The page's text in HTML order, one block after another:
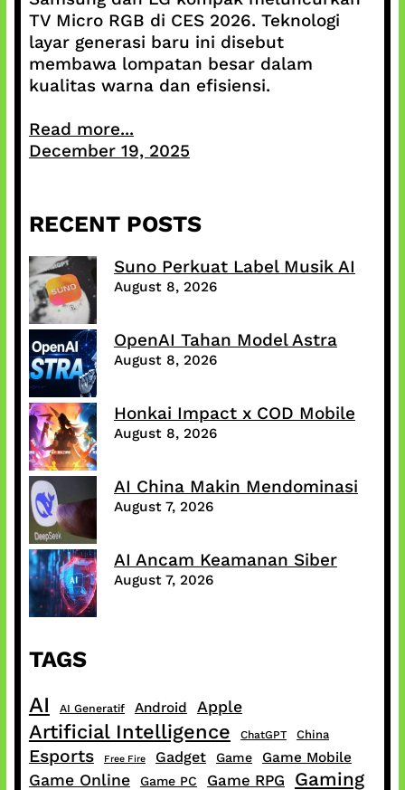
TV Micro RGB di CES 2026. Teknologi
layar generasi baru ini disebut
membawa lompatan besar dalam
kualitas warna dan efisiensi.
Read more...
December 19, 2025
RECENT POSTS
Suno Perkuat Label Musik AI
August 8, 2026
OpenAI Tahan Model Astra
August 8, 2026
Honkai Impact x COD Mobile
August 8, 2026
AI China Makin Mendominasi
August 7, 2026
AI Ancam Keamanan Siber
August 7, 2026
TAGS
AI AI Generatif Android Apple
Artificial Intelligence ChatGPT China
Esports Free Fire Gadget Game Game Mobile
Game Online Game PC Game RPG Gaming